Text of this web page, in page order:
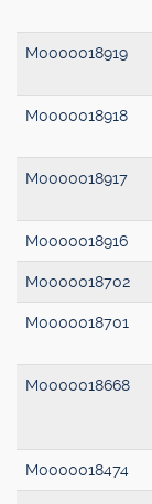
M0000018919
M0000018918
M0000018917
M0000018916
M0000018702
M0000018701
M0000018668
M0000018474